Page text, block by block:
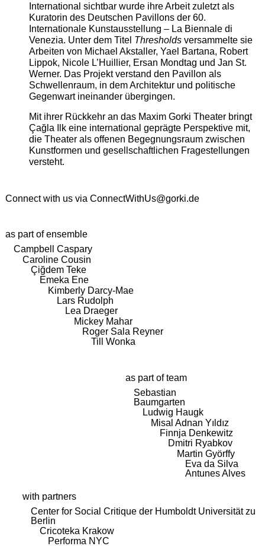
International sichtbar wurde ihre Arbeit zuletzt als
Kuratorin des Deutschen Pavillons der 60.
Internationale Kunstausstellung – La Biennale di
Venezia. Unter dem Titel Thresholdsversammelte sie
Arbeiten von Michael Akstaller, Yael Bartana, Robert
Lippok, Nicole L’Huillier, Ersan Mondtag und Jan St.
Werner. Das Projekt verstand den Pavillon als
Schwellenraum, in dem Architektur und politische
Gegenwart ineinander übergingen.
Mit ihrer Rückkehr an das Maxim Gorki Theater bringt
Çağla Ilk eine international geprägte Perspektive mit,
die Theater als offenen Begegnungsraum zwischen
Kunstformen und gesellschaftlichen Fragestellungen
versteht.
Connect with us via ConnectWithUs@gorki.de
as part of ensemble
Campbell Caspary
Caroline Cousin
Çiğdem Teke
Emeka Ene
Kimberly Darcy-Mae
Lars Rudolph
Lea Draeger
Mickey Mahar
Roger Sala Reyner
Till Wonka
as part of team
Sebastian
Baumgarten
Ludwig Haugk
Misal Adnan Yıldız
Finnja Denkewitz
Dmitri Ryabkov
Martin Györffy
Eva da Silva
Antunes Alves
with partners
Center for Social Critique der Humboldt Universität zu
Berlin
Cricoteka Krakow
Performa NYC